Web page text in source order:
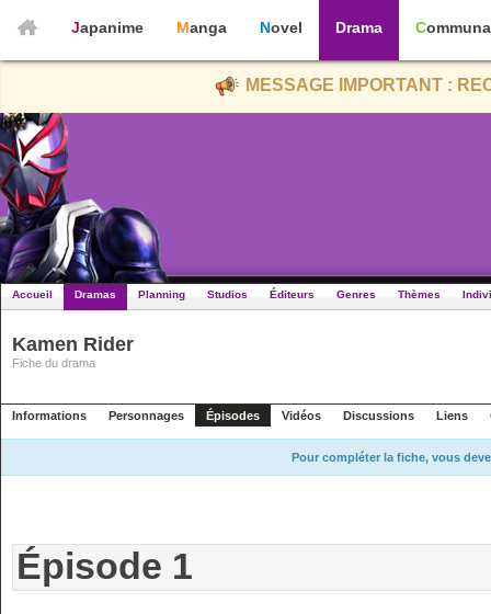
Japanime Manga Novel Drama
MESSAGE IMPORTANT :
Accueil Dramas Planning Studios Éditeurs Genres Thèmes
Kamen Rider
Fiche du drama
Informations Personnages Épisodes Vidéos Discussions Liens
Pour compléter la fiche, vous
Épisode 1